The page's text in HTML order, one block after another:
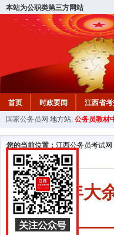
本站为公职类第三方网站
首页 时政要闻 江西省考
教材中心
国家公务员网 地方站: 公务员教材
您的当前位置： 江西公务员考试网
2025年大